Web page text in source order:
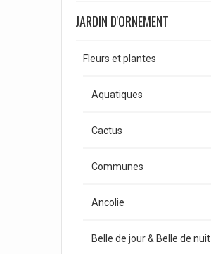
JARDIN D'ORNEMENT
Fleurs et plantes
Aquatiques
Cactus
Communes
Ancolie
Belle de jour & Belle de nuit